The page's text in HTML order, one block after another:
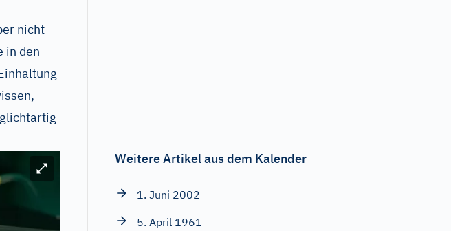
nicht
in den
Bild vergrößern
Weitere Artikel aus dem Kalender
1. Juni 2002
5. April 1961